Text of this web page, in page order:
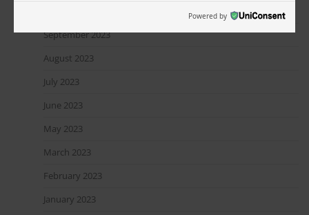
September 2023
August 2023
July 2023
June 2023
May 2023
March 2023
February 2023
January 2023
Powered by